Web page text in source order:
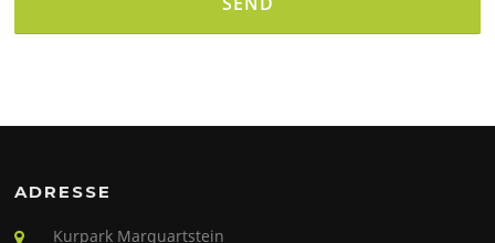
ADRESSE
Kurpark Marquartstein